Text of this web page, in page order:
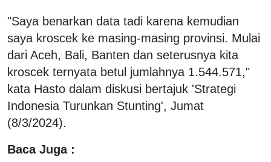
"Saya benarkan data tadi karena kemudian
saya kroscek ke masing-masing provinsi. Mulai
dari Aceh, Bali, Banten dan seterusnya kita
kroscek ternyata betul jumlahnya 1.544.571,"
kata Hasto dalam diskusi bertajuk 'Strategi
Indonesia Turunkan Stunting', Jumat
(8/3/2024).
Baca Juga :